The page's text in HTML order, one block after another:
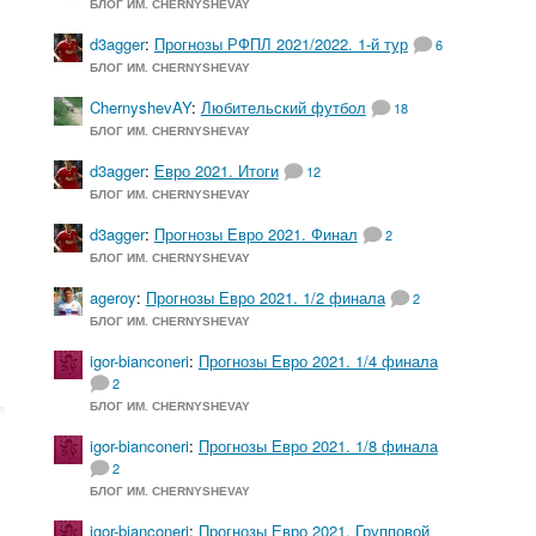
БЛОГ ИМ. CHERNYSHEVAY
d3agger: Прогнозы РФПЛ 2021/2022. 1-й тур 6
БЛОГ ИМ. CHERNYSHEVAY
ChernyshevAY: Любительский футбол 18
БЛОГ ИМ. CHERNYSHEVAY
d3agger: Евро 2021. Итоги 12
БЛОГ ИМ. CHERNYSHEVAY
d3agger: Прогнозы Евро 2021. Финал 2
БЛОГ ИМ. CHERNYSHEVAY
ageroy: Прогнозы Евро 2021. 1/2 финала 2
БЛОГ ИМ. CHERNYSHEVAY
igor-bianconeri: Прогнозы Евро 2021. 1/4 финала
2
БЛОГ ИМ. CHERNYSHEVAY
igor-bianconeri: Прогнозы Евро 2021. 1/8 финала
2
БЛОГ ИМ. CHERNYSHEVAY
igor-bianconeri: Прогнозы Евро 2021. Групповой